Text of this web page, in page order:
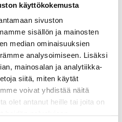
käyttökokemusta
sivuston
sisällön ja mainosten
median ominaisuuksien
analysoimiseen. Lisäksi
mainosalan ja analytiikka-
siitä, miten käytät
voivat yhdistää näitä
olet antanut heille tai joita on
5
Line
Automaatti
Neliveto